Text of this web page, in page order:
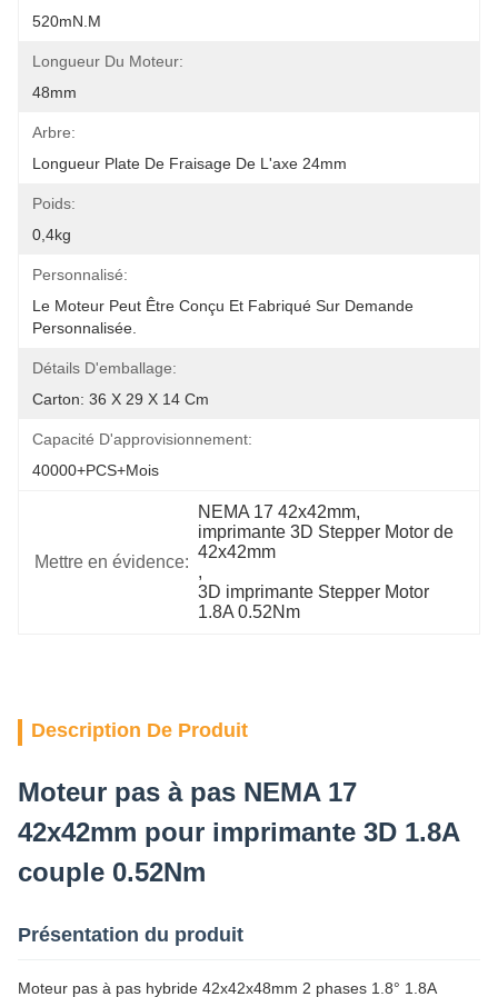
520mN.m
Longueur Du Moteur:
48mm
Arbre:
Longueur Plate De Fraisage De L'axe 24mm
Poids:
0,4kg
Personnalisé:
Le Moteur Peut Être Conçu Et Fabriqué Sur Demande
Personnalisée.
Détails D'emballage:
Carton: 36 X 29 X 14 Cm
Capacité D'approvisionnement:
40000+PCS+mois
Mettre en évidence:
NEMA 17 42x42mm,
imprimante 3D Stepper Motor de
42x42mm
,
3D imprimante Stepper Motor
1.8A 0.52Nm
Description De Produit
Moteur pas à pas NEMA 17
42x42mm pour imprimante 3D 1.8A
couple 0.52Nm
Présentation du produit
Moteur pas à pas hybride 42x42x48mm 2 phases 1.8° 1.8A